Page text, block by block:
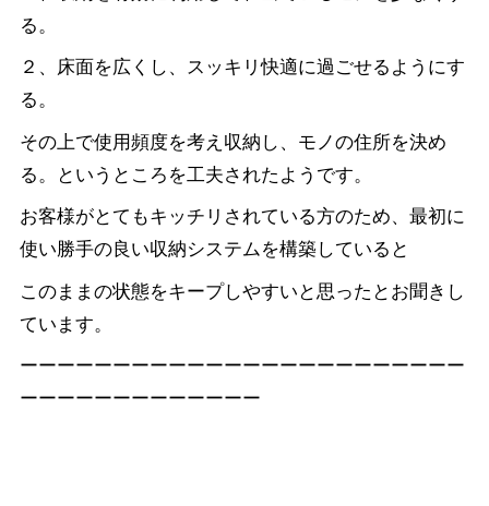
る。
２、床面を広くし、スッキリ快適に過ごせるようにす
る。
その上で使用頻度を考え収納し、モノの住所を決め
る。というところを工夫されたようです。
お客様がとてもキッチリされている方のため、最初に
使い勝手の良い収納システムを構築していると
このままの状態をキープしやすいと思ったとお聞きし
ています。
ーーーーーーーーーーーーーーーーーーーーーーーー
ーーーーーーーーーーーーー